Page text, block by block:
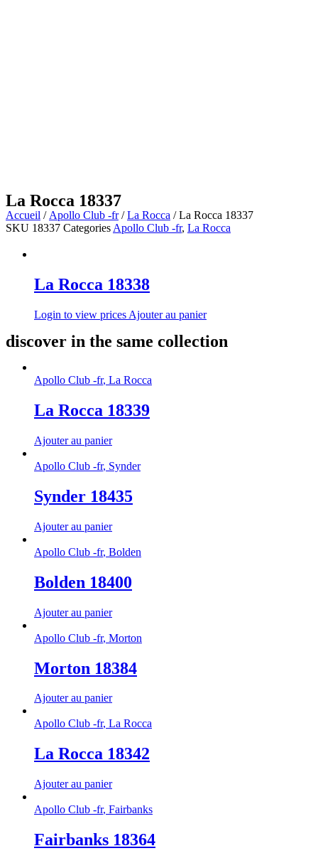
La Rocca 18337
Accueil / Apollo Club -fr/La Rocca / La Rocca 18337
SKU 18337 Categories Apollo Club -fr, La Rocca
La Rocca 18338
Login to view prices Ajouter au panier
discover in the same collection
Apollo Club -fr, La Rocca
La Rocca 18339
Ajouter au panier
Apollo Club -fr, Synder
Synder 18435
Ajouter au panier
Apollo Club -fr, Bolden
Bolden 18400
Ajouter au panier
Apollo Club -fr, Morton
Morton 18384
Ajouter au panier
Apollo Club -fr, La Rocca
La Rocca 18342
Ajouter au panier
Apollo Club -fr, Fairbanks
Fairbanks 18364